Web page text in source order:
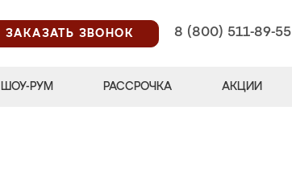
ЗАКАЗАТЬ ЗВОНОК
8 (800) 511-89-55
ШОУ-РУМ РАССРОЧКА АКЦИИ